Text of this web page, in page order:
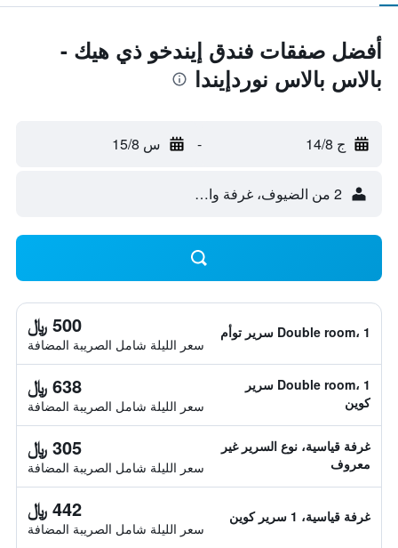
أفضل صفقات فندق إيندخو ذي هيك -
بالاس بالاس نوردإيندا
ج 14/8 - س 15/8
2 من الضيوف، غرفة واحدة
Double room، 1 سرير توأم 500 ﷼
سعر الليلة شامل الصريبة المضافة
Double room، 1 سرير
كوين
638 ﷼
سعر الليلة شامل الصريبة المضافة
غرفة قياسية، نوع السرير غير
معروف
305 ﷼
سعر الليلة شامل الصريبة المضافة
غرفة قياسية، 1 سرير كوين 442 ﷼
سعر الليلة شامل الصريبة المضافة